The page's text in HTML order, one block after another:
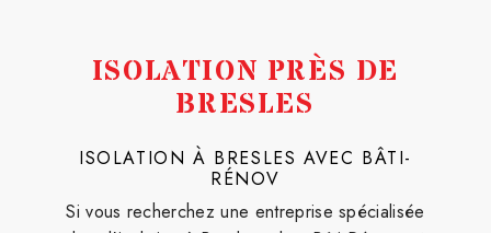
ISOLATION PRÈS DE
BRESLES
ISOLATION À BRESLES AVEC BÂTI-
RÉNOV
Si vous recherchez une entreprise spécialisée